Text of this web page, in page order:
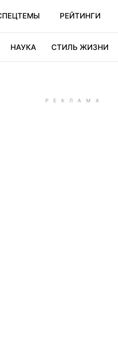
РЕЙТИНГИ
НАУКА СТИЛЬ ЖИЗНИ